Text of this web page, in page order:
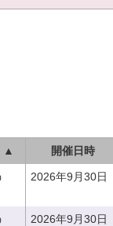
▲ 開催日時
2026年9月30日
2026年9月30日